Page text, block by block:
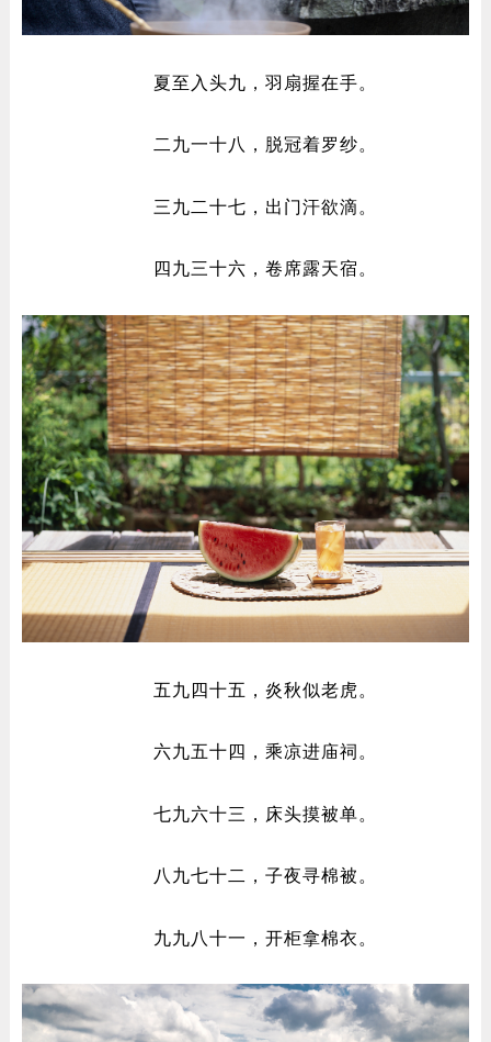
夏至入头九，羽扇握在手。
二九一十八，脱冠着罗纱。
三九二十七，出门汗欲滴。
四九三十六，卷席露天宿。
五九四十五，炎秋似老虎。
六九五十四，乘凉进庙祠。
七九六十三，床头摸被单。
八九七十二，子夜寻棉被。
九九八十一，开柜拿棉衣。